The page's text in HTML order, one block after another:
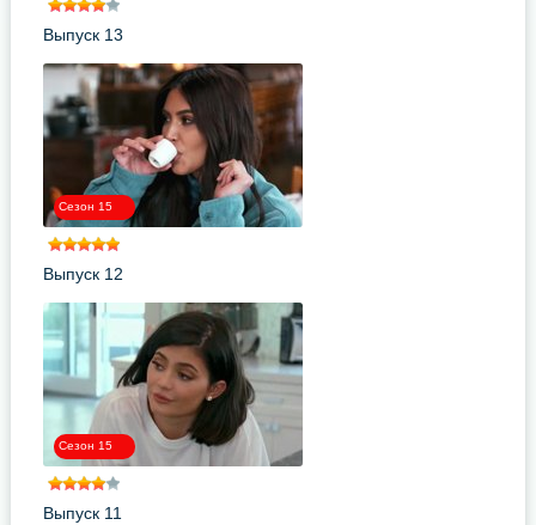
Выпуск 13
Сезон 15
Выпуск 12
Сезон 15
Выпуск 11